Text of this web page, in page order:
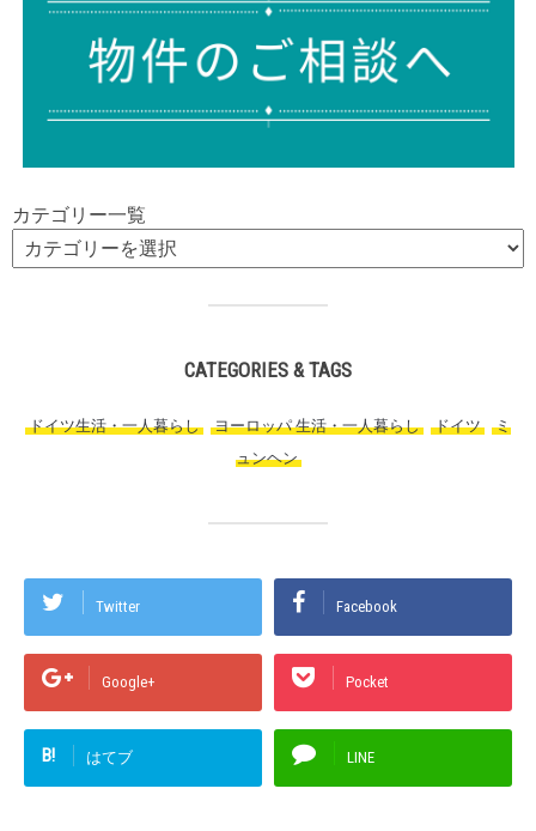
カテゴリー一覧
CATEGORIES & TAGS
ドイツ生活・一人暮らし ヨーロッパ 生活・一人暮らし ドイツ
ミ
ュンヘン
Twitter Facebook
Google+ Pocket
B! はてブ LINE